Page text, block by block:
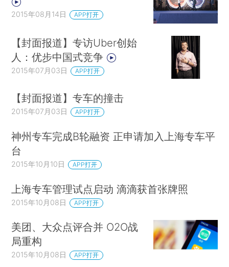
2015年08月14日 APP打开
【封面报道】专访Uber创始
人：优步中国式竞争
2015年07月03日 APP打开
【封面报道】专车的撞击
2015年07月03日 APP打开
神州专车完成B轮融资 正申请加入上海专车平
台
2015年10月10日 APP打开
上海专车管理试点启动 滴滴获首张牌照
2015年10月08日 APP打开
美团、大众点评合并 O2O战
局重构
2015年10月08日 APP打开